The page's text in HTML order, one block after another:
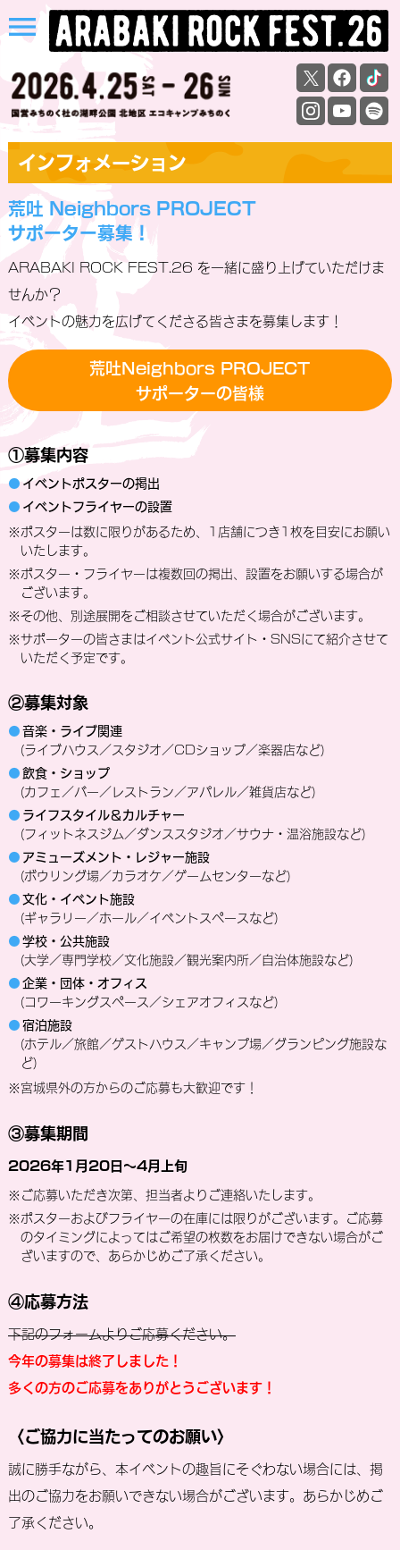
menu
インフォメーション
荒吐 Neighbors PROJECT
サポーター募集！
ARABAKI ROCK FEST.26 を⼀緒に盛り上げていただけま
せんか？
イベントの魅⼒を広げてくださる皆さまを募集します！
荒吐Neighbors PROJECT
サポーターの皆様
①募集内容
● イベントポスターの掲出
● イベントフライヤーの設置
※ポスターは数に限りがあるため、1店舗につき1枚を目安にお願い
いたします。
※ポスター・フライヤーは複数回の掲出、設置をお願いする場合が
ございます。
※その他、別途展開をご相談させていただく場合がございます。
※サポーターの皆さまはイベント公式サイト・SNSにて紹介させて
いただく予定です。
②募集対象
● 音楽・ライブ関連
(ライブハウス／スタジオ／CDショップ／楽器店など)
● 飲食・ショップ
(カフェ／バー／レストラン／アパレル／雑貨店など)
● ライフスタイル＆カルチャー
(フィットネスジム／ダンススタジオ／サウナ・温浴施設など)
● アミューズメント・レジャー施設
(ボウリング場／カラオケ／ゲームセンターなど)
● 文化・イベント施設
(ギャラリー／ホール／イベントスペースなど)
● 学校・公共施設
(大学／専門学校／文化施設／観光案内所／自治体施設など)
● 企業・団体・オフィス
(コワーキングスペース／シェアオフィスなど)
● 宿泊施設
(ホテル／旅館／ゲストハウス／キャンプ場／グランピング施設な
ど)
※宮城県外の方からのご応募も大歓迎です！
③募集期間
2026年1月20日～4月上旬
※ご応募いただき次第、担当者よりご連絡いたします。
※ポスターおよびフライヤーの在庫には限りがございます。ご応募
のタイミングによってはご希望の枚数をお届けできない場合がご
ざいますので、あらかじめご了承ください。
④応募方法
下記のフォームよりご応募ください。
今年の募集は終了しました！
多くの方のご応募をありがとうございます！
〈ご協力に当たってのお願い〉
誠に勝手ながら、本イベントの趣旨にそぐわない場合には、掲
出のご協力をお願いできない場合がございます。あらかじめご
了承ください。